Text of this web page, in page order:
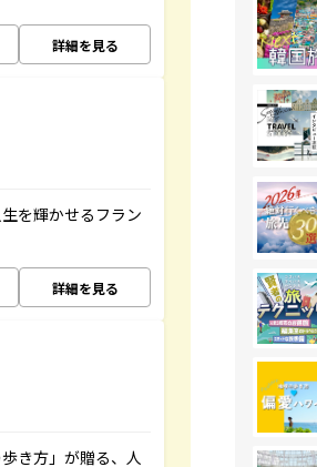
詳細を見る
を輝かせるフラン
詳細を見る
き方」が贈る、人